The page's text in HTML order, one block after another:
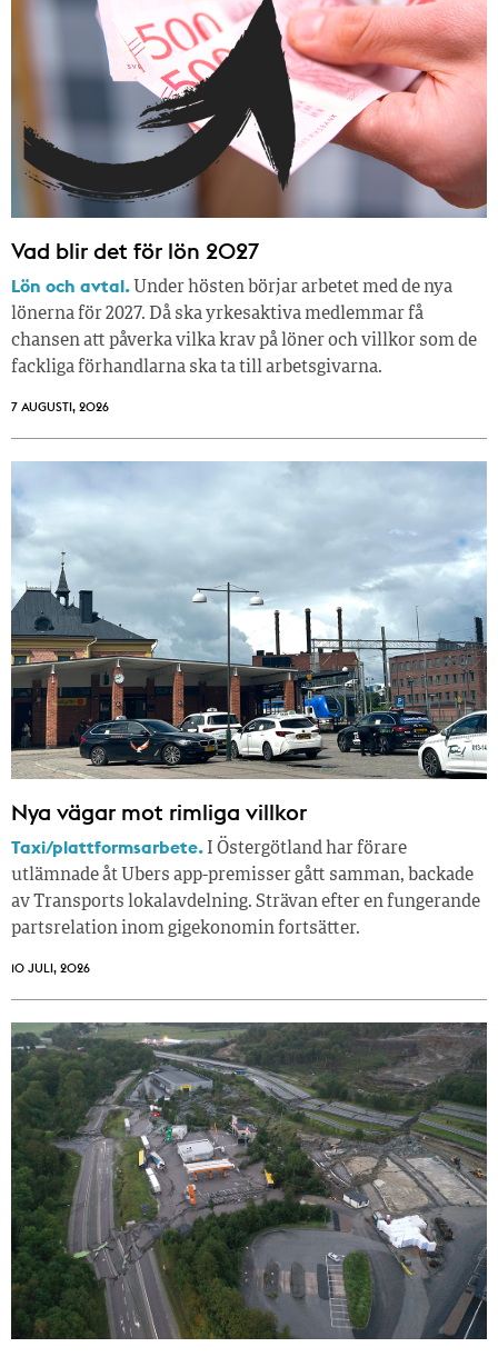
Vad blir det för lön 2027
Lön och avtal. Under hösten börjar arbetet med de nya
lönerna för 2027. Då ska yrkesaktiva medlemmar få
chansen att påverka vilka krav på löner och villkor som de
fackliga förhandlarna ska ta till arbetsgivarna.
7 AUGUSTI, 2026
Nya vägar mot rimliga villkor
Taxi/plattformsarbete. I Östergötland har förare
utlämnade åt Ubers app-premisser gått samman, backade
av Transports lokalavdelning. Strävan efter en fungerande
partsrelation inom gigekonomin fortsätter.
10 JULI, 2026